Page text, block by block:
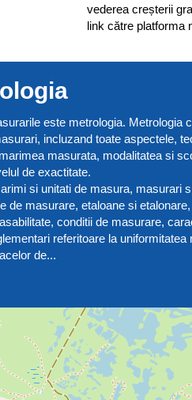
vederea creșterii
link către platforma
este metrologia. Metrologia
incluzand toate aspectele,
masurata, modalitatea si
de exactitate.
si unitati de masura, masurari
de masurare, etaloane si
conditii de masurare,
referitoare la uniformitatea
de...